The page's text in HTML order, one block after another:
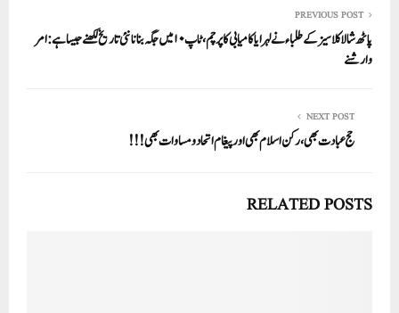
A
pp
ok
r
In PREVIOUS POST
پاٹھ شالا کلاسیز کے طلباء نے لہرایا کامیابی کا پرچم، ٹاپ ۱۰ میں جگہ بنانا نئی تاریخ لکھنے جیسا ہے: امر
وارشنے
NEXT POST
حج عبادت بھی، رکن اسلام بھی اور پیغام اتحاد و مساوات بھی!!!
RELATED POSTS